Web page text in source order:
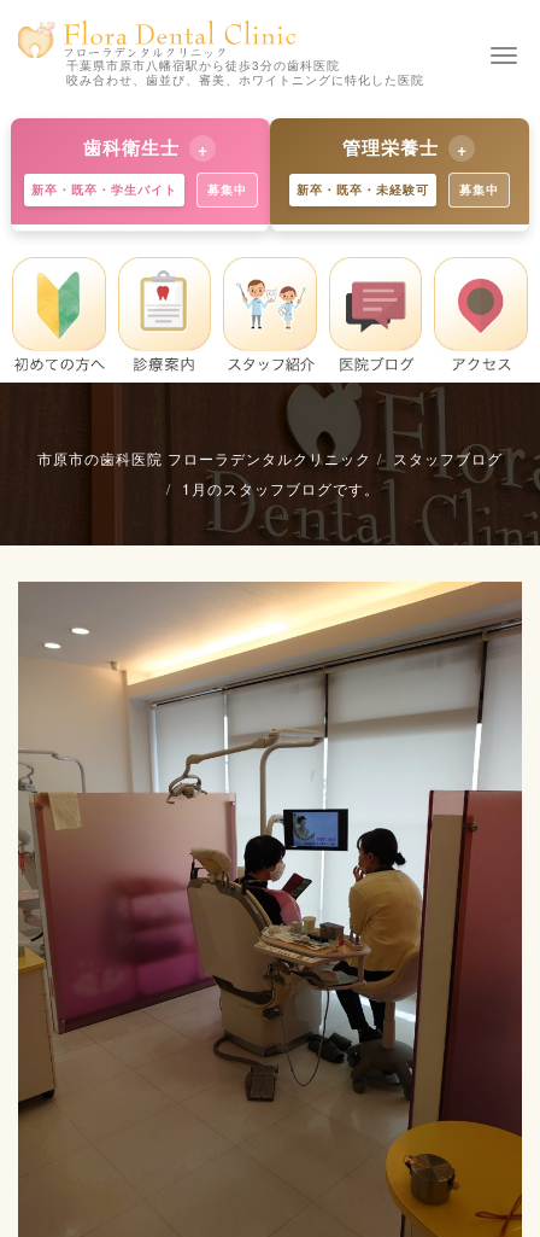
千葉県市原市八幡宿駅から徒歩3分の歯科医院
咬み合わせ、歯並び、審美、ホワイトニングに特化した医院
歯科衛生士
新卒・既卒・学生バイト 募集中
独自の教育制度で着実にスキル
アップ。学生バイトも歓迎で
す。※既卒・中途の方も大歓
迎。
管理栄養士
新卒・既卒・未経験可 募集中
歯科と食育のプロへ。未経験か
らでも丁寧に指導します。※既
卒・中途の方も募集中。
詳細を見る
市原市の歯科医院 フローラデンタルクリニック
スタッフブログ
1月のスタッフブログです。